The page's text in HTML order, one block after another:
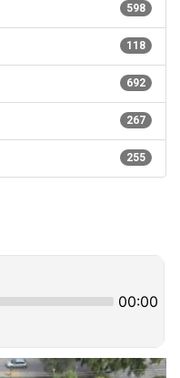
598
118
692
267
255